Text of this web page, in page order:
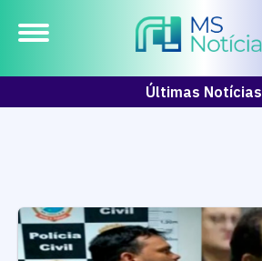
Últimas Notícias